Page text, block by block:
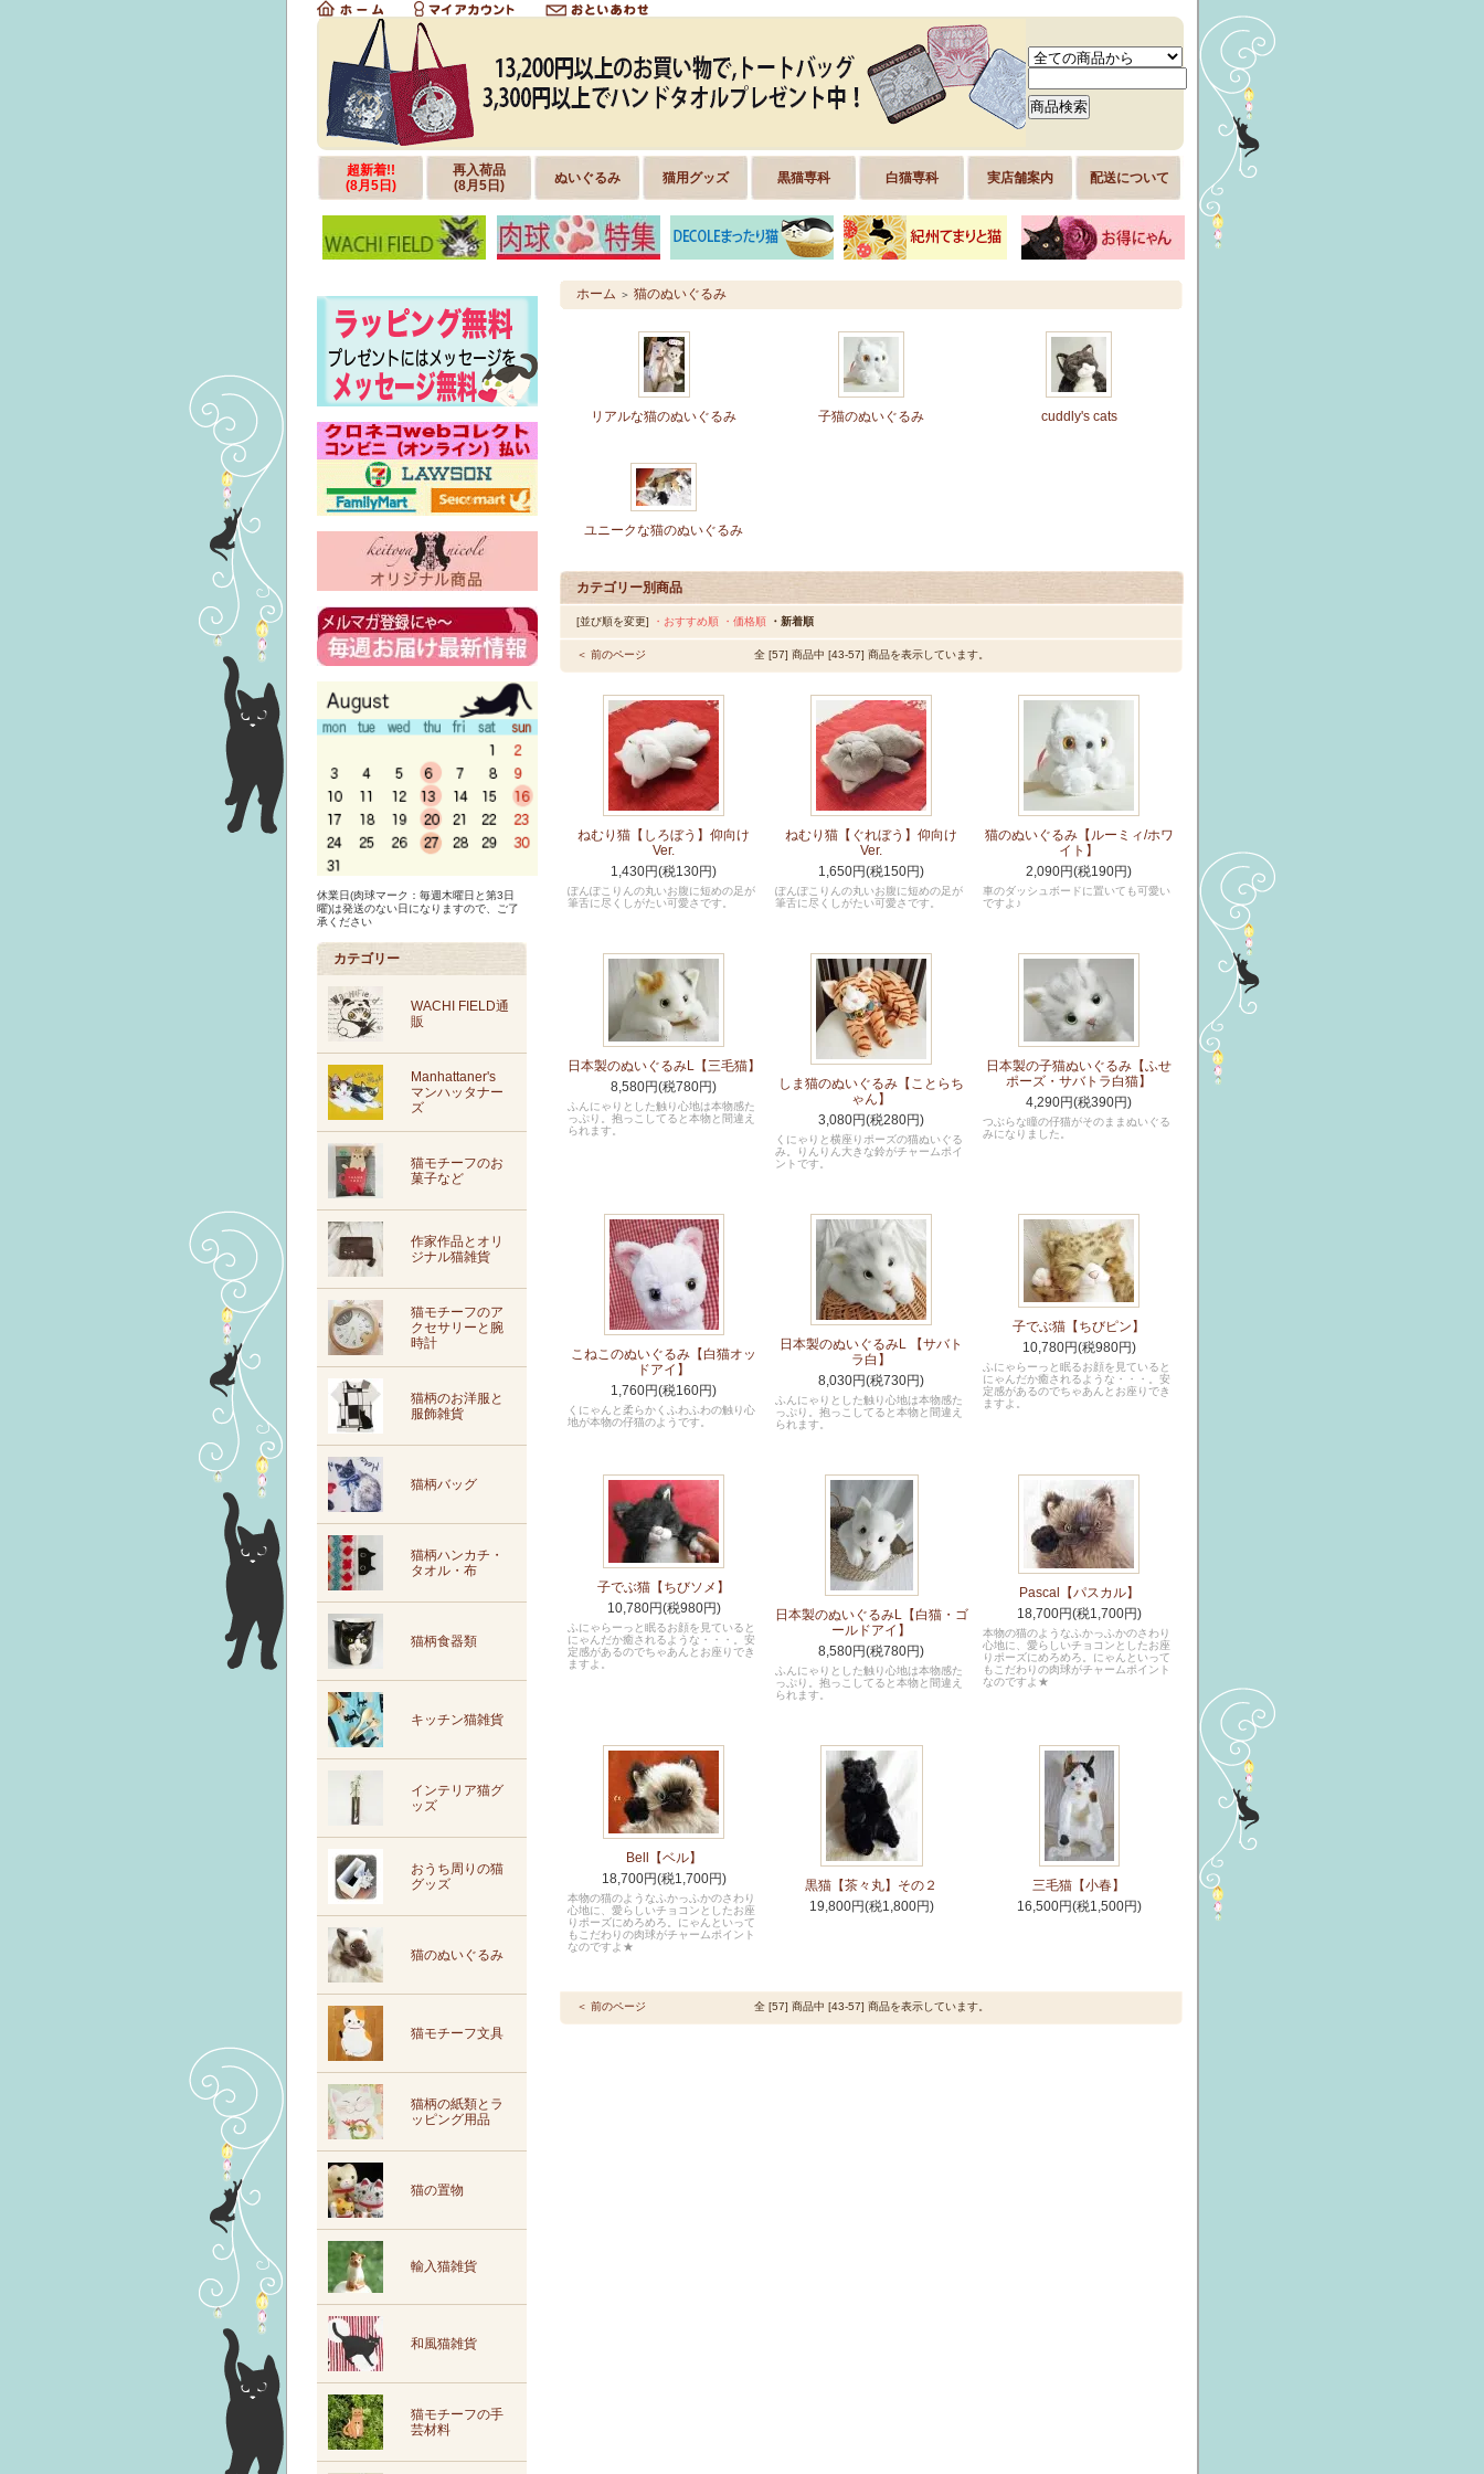
超新着!!
(8月5日)
再入荷品
(8月5日)
ぬいぐるみ 猫用グッズ 黒猫専科 白猫専科 実店舗案内 配送について
休業日(肉球マーク：毎週木曜日と第3日
曜)は発送のない日になりますので、ご了
承ください
カテゴリー
WACHI FIELD通
販
Manhattaner's
マンハッタナー
ズ
猫モチーフのお
菓子など
作家作品とオリ
ジナル猫雑貨
猫モチーフのア
クセサリーと腕
時計
猫柄のお洋服と
服飾雑貨
猫柄バッグ
猫柄ハンカチ・
タオル・布
猫柄食器類
キッチン猫雑貨
インテリア猫グ
ッズ
おうち周りの猫
グッズ
猫のぬいぐるみ
猫モチーフ文具
猫柄の紙類とラ
ッピング用品
猫の置物
輸入猫雑貨
和風猫雑貨
猫モチーフの手
芸材料
ホーム ＞ 猫のぬいぐるみ
リアルな猫のぬいぐるみ 子猫のぬいぐるみ cuddly's cats
ユニークな猫のぬいぐるみ
カテゴリー別商品
[並び順を変更] ・おすすめ順 ・価格順 ・新着順
＜ 前のページ 全 [57] 商品中 [43-57] 商品を表示しています。
ねむり猫【しろぼう】仰向け
Ver.
1,430円(税130円)
ぽんぽこりんの丸いお腹に短めの足が
筆舌に尽くしがたい可愛さです。
ねむり猫【ぐれぼう】仰向け
Ver.
1,650円(税150円)
ぽんぽこりんの丸いお腹に短めの足が
筆舌に尽くしがたい可愛さです。
猫のぬいぐるみ【ルーミィ/ホワ
イト】
2,090円(税190円)
車のダッシュボードに置いても可愛い
ですよ♪
日本製のぬいぐるみL【三毛猫】
8,580円(税780円)
ふんにゃりとした触り心地は本物感た
っぷり。抱っこしてると本物と間違え
られます。
しま猫のぬいぐるみ【ことらち
ゃん】
3,080円(税280円)
くにゃりと横座りポーズの猫ぬいぐる
み。りんりん大きな鈴がチャームポイ
ントです。
日本製の子猫ぬいぐるみ【ふせ
ポーズ・サバトラ白猫】
4,290円(税390円)
つぶらな瞳の仔猫がそのままぬいぐる
みになりました。
こねこのぬいぐるみ【白猫オッ
ドアイ】
1,760円(税160円)
くにゃんと柔らかくふわふわの触り心
地が本物の仔猫のようです。
日本製のぬいぐるみL 【サバト
ラ白】
8,030円(税730円)
ふんにゃりとした触り心地は本物感た
っぷり。抱っこしてると本物と間違え
られます。
子でぶ猫【ちびピン】
10,780円(税980円)
ふにゃらーっと眠るお顔を見ていると
にゃんだか癒されるような・・・。安
定感があるのでちゃあんとお座りでき
ますよ。
子でぶ猫【ちびソメ】
10,780円(税980円)
ふにゃらーっと眠るお顔を見ていると
にゃんだか癒されるような・・・。安
定感があるのでちゃあんとお座りでき
ますよ。
日本製のぬいぐるみL【白猫・ゴ
ールドアイ】
8,580円(税780円)
ふんにゃりとした触り心地は本物感た
っぷり。抱っこしてると本物と間違え
られます。
Pascal【パスカル】
18,700円(税1,700円)
本物の猫のようなふかっふかのさわり
心地に、愛らしいチョコンとしたお座
りポーズにめろめろ。にゃんといって
もこだわりの肉球がチャームポイント
なのですよ★
Bell【ベル】
18,700円(税1,700円)
本物の猫のようなふかっふかのさわり
心地に、愛らしいチョコンとしたお座
りポーズにめろめろ。にゃんといって
もこだわりの肉球がチャームポイント
なのですよ★
黒猫【茶々丸】その２
19,800円(税1,800円)
三毛猫【小春】
16,500円(税1,500円)
＜ 前のページ 全 [57] 商品中 [43-57] 商品を表示しています。